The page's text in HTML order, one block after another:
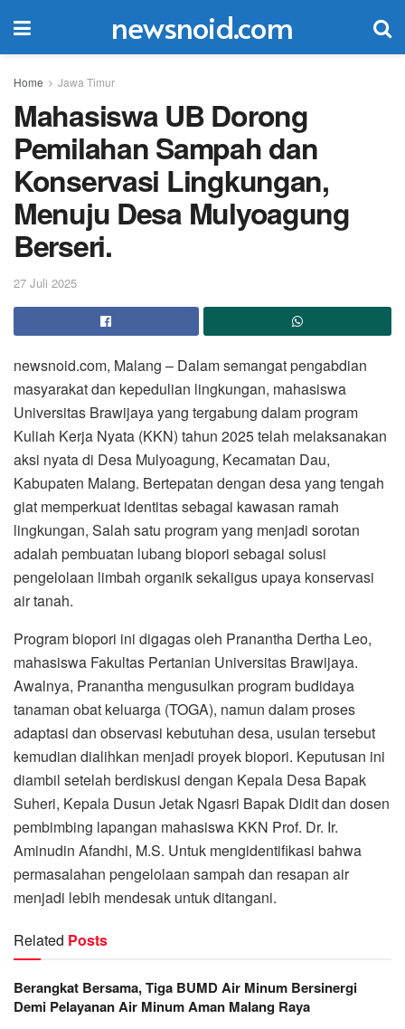
newsnoid.com
Home Jawa Timur
Mahasiswa UB Dorong
Pemilahan Sampah dan
Konservasi Lingkungan,
Menuju Desa Mulyoagung
Berseri.
27 Juli 2025
newsnoid.com, Malang – Dalam semangat pengabdian
masyarakat dan kepedulian lingkungan, mahasiswa
Universitas Brawijaya yang tergabung dalam program
Kuliah Kerja Nyata (KKN) tahun 2025 telah melaksanakan
aksi nyata di Desa Mulyoagung, Kecamatan Dau,
Kabupaten Malang. Bertepatan dengan desa yang tengah
giat memperkuat identitas sebagai kawasan ramah
lingkungan, Salah satu program yang menjadi sorotan
adalah pembuatan lubang biopori sebagai solusi
pengelolaan limbah organik sekaligus upaya konservasi
air tanah.
Program biopori ini digagas oleh Pranantha Dertha Leo,
mahasiswa Fakultas Pertanian Universitas Brawijaya.
Awalnya, Pranantha mengusulkan program budidaya
tanaman obat keluarga (TOGA), namun dalam proses
adaptasi dan observasi kebutuhan desa, usulan tersebut
kemudian dialihkan menjadi proyek biopori. Keputusan ini
diambil setelah berdiskusi dengan Kepala Desa Bapak
Suheri, Kepala Dusun Jetak Ngasri Bapak Didit dan dosen
pembimbing lapangan mahasiswa KKN Prof. Dr. Ir.
Aminudin Afandhi, M.S. Untuk mengidentifikasi bahwa
permasalahan pengelolaan sampah dan resapan air
menjadi lebih mendesak untuk ditangani.
Related Posts
Berangkat Bersama, Tiga BUMD Air Minum Bersinergi
Demi Pelayanan Air Minum Aman Malang Raya